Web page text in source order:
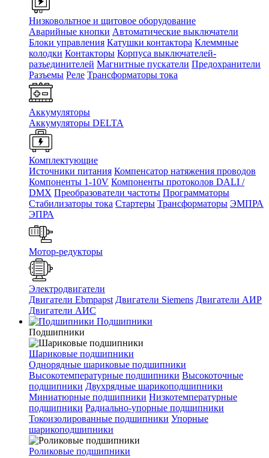
Низковольтное и щитовое оборудование
Аварийные кнопки Автоматические выключатели
Блоки управления Катушки контактора Клеммные
колодки Контакторы Корпуса выключателей-
разъединителей Магнитные пускатели Предохранители
Разъемы Реле Трансформаторы тока
Аккумуляторы
Аккумуляторы DELTA
Комплектующие
Источники питания Компенсатор натяжения проводов
Компоненты 1-10V Компоненты протоколов DALI /
DMX Преобразователи частоты Программаторы
Стабилизаторы тока Стартеры Трансформаторы ЭМПРА
ЭПРА
Мотор-редукторы
Электродвигатели
Двигатели Ebmpapst Двигатели Siemens Двигатели АИР
Двигатели АИС
Подшипники
Подшипники
Шариковые подшипники
Однорядные шариковые подшипники
Высокотемпературные подшипники Высокоточные
подшипники Двухрядные шарикоподшипники
Миниатюрные подшипники Низкотемпературные
подшипники Радиально-упорные подшипники
Токоизолированные подшипники Упорные
шарикоподшипники
Роликовые подшипники